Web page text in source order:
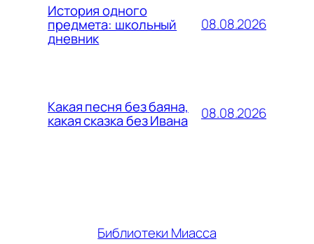
История одного
предмета: школьный
дневник
08.08.2026
Какая песня без баяна,
какая сказка без Ивана 08.08.2026
Библиотеки Миасса